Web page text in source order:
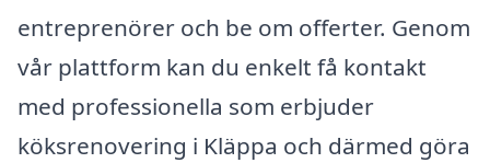
entreprenörer och be om offerter. Genom
vår plattform kan du enkelt få kontakt
med professionella som erbjuder
köksrenovering i Kläppa och därmed göra